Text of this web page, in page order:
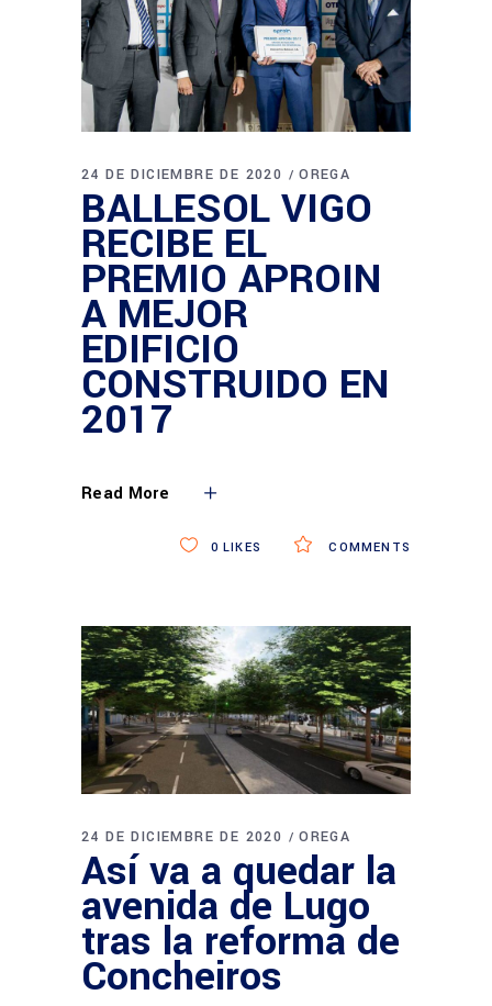
24 DE DICIEMBRE DE 2020 OREGA
BALLESOL VIGO
RECIBE EL
PREMIO APROIN
A MEJOR
EDIFICIO
CONSTRUIDO EN
2017
Read More
COMMENTS
0 LIKES
24 DE DICIEMBRE DE 2020 OREGA
Así va a quedar la
avenida de Lugo
tras la reforma de
Concheiros